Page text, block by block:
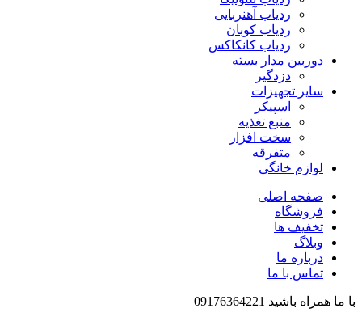
ردیاب آهنربایی
ردیاب کوبان
ردیاب کانکاکس
دوربین مدار بسته
دزدگیر
سایر تجهیزات
اسپیکر
منبع تغذیه
سخت افزار
متفرقه
لوازم خانگی
صفحه اصلی
فروشگاه
تخفیف ها
وبلاگ
درباره ما
تماس با ما
با ما همراه باشید 09176364221